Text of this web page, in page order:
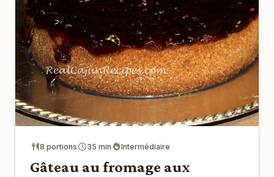
8 portions 35 min Intermédiaire
Gâteau au fromage aux